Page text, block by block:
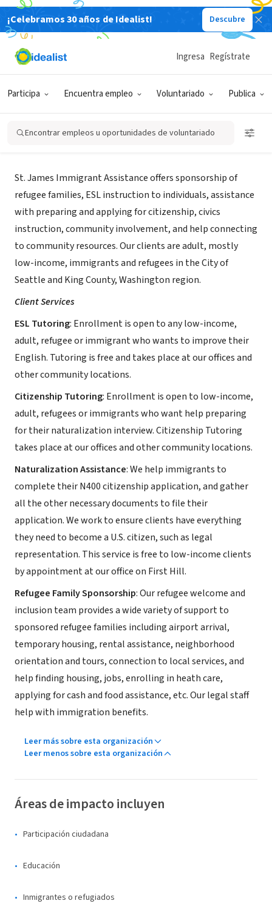
¡Celebramos 30 años de Idealist! Descubre
Participa Encuentra empleo Voluntariado Publica
Ingresa Regístrate
Encontrar empleos u oportunidades de voluntariado
St. James Immigrant Assistance
Seattle, WA www.stjames-cathedral.org/immigrant
St. James Immigrant Assistance offers sponsorship of
refugee families, ESL instruction to individuals, assistance
with preparing and applying for citizenship, civics
instruction, community involvement, and help connecting
to community resources. Our clients are adult, mostly
low-income, immigrants and refugees in the City of
Seattle and King County, Washington region.
Client Services
ESL Tutoring: Enrollment is open to any low-income,
adult, refugee or immigrant who wants to improve their
English. Tutoring is free and takes place at our offices and
other community locations.
Citizenship Tutoring: Enrollment is open to low-income,
adult, refugees or immigrants who want help preparing
for their naturalization interview. Citizenship Tutoring
takes place at our offices and other community locations.
Naturalization Assistance: We help immigrants to
complete their N400 citizenship application, and gather
all the other necessary documents to file their
application. We work to ensure clients have everything
they need to become a U.S. citizen, such as legal
representation. This service is free to low-income clients
by appointment at our office on First Hill.
Refugee Family Sponsorship: Our refugee welcome and
inclusion team provides a wide variety of support to
sponsored refugee families including airport arrival,
temporary housing, rental assistance, neighborhood
orientation and tours, connection to local services, and
help finding housing, jobs, enrolling in heath care,
applying for cash and food assistance, etc. Our legal staff
help with immigration benefits.
Leer más sobre esta organización
Leer menos sobre esta organización
Áreas de impacto incluyen
Participación ciudadana
Educación
Inmigrantes o refugiados